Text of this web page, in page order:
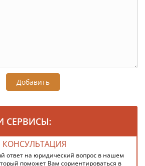
Добавить
СЕРВИСЫ:
КОНСУЛЬТАЦИЯ
ответ на юридический вопрос в нашем
поможет Вам сориентироваться в